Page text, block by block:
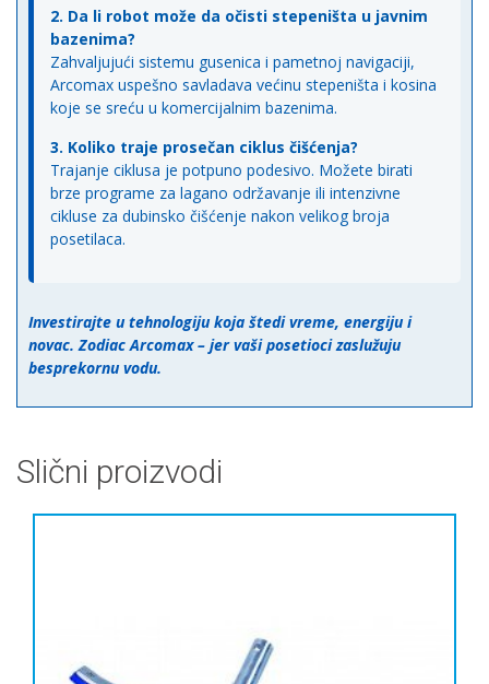
2. Da li robot može da očisti stepeništa u javnim
bazenima?
Zahvaljujući sistemu gusenica i pametnoj navigaciji,
Arcomax uspešno savladava većinu stepeništa i kosina
koje se sreću u komercijalnim bazenima.
3. Koliko traje prosečan ciklus čišćenja?
Trajanje ciklusa je potpuno podesivo. Možete birati
brze programe za lagano održavanje ili intenzivne
cikluse za dubinsko čišćenje nakon velikog broja
posetilaca.
Investirajte u tehnologiju koja štedi vreme, energiju i
novac. Zodiac Arcomax – jer vaši posetioci zaslužuju
besprekornu vodu.
Slični proizvodi